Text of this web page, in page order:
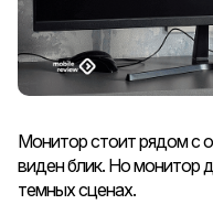
Монитор стоит рядом с
виден блик. Но монитор
темных сценах.